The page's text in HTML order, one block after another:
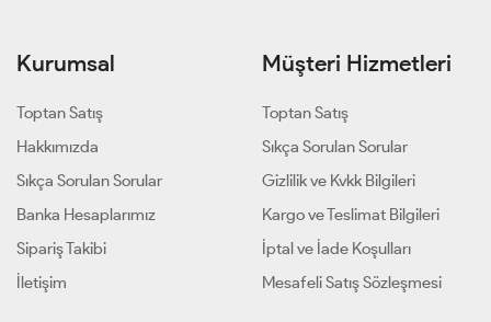
Kurumsal
Toptan Satış
Hakkımızda
Sıkça Sorulan Sorular
Banka Hesaplarımız
Sipariş Takibi
İletişim
Müşteri Hizmetleri
Toptan Satış
Sıkça Sorulan Sorular
Gizlilik ve Kvkk Bilgileri
Kargo ve Teslimat Bilgileri
İptal ve İade Koşulları
Mesafeli Satış Sözleşmesi